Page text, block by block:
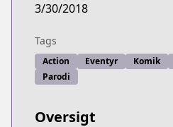
3/30/2018
Tags
Action Eventyr Komik
Parodi
Oversigt